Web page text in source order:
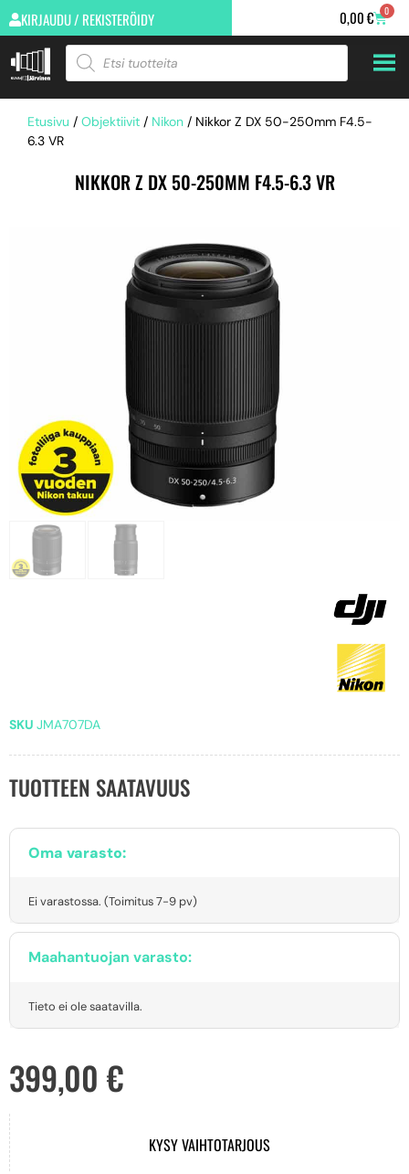
KIRJAUDU / REKISTERÖIDY 0,00€ 0
Etusivu / Objektiivit / Nikon / Nikkor Z DX 50-250mm F4.5-
6.3 VR
NIKKOR Z DX 50-250MM F4.5-6.3 VR
SKU JMA707DA
TUOTTEEN SAATAVUUS
Oma varasto:
Ei varastossa. (Toimitus 7-9 pv)
Maahantuojan varasto:
Tieto ei ole saatavilla.
399,00 €
KYSY VAIHTOTARJOUS